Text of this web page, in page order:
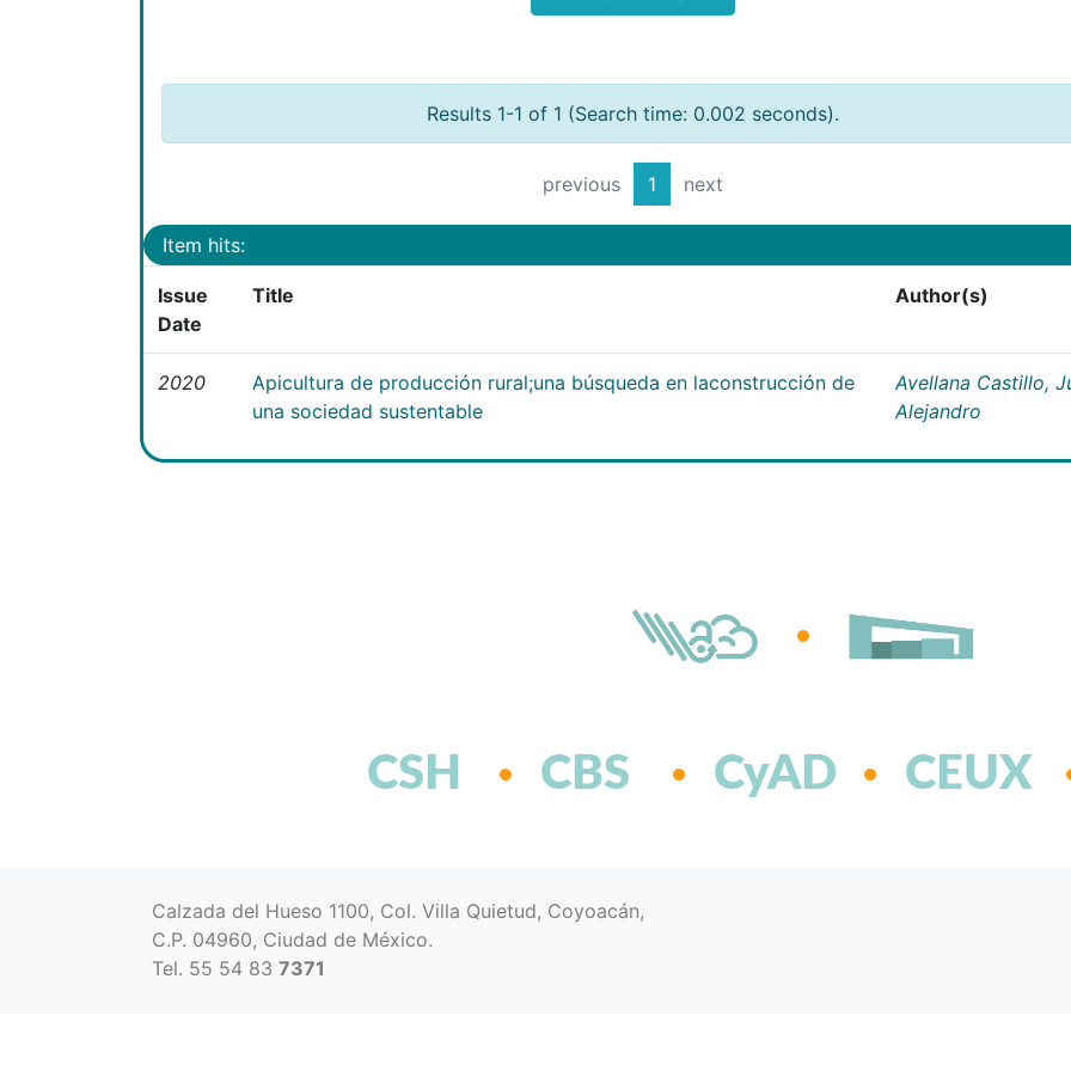
Results 1-1 of 1 (Search time: 0.002 seconds).
previous 1 next
Item hits:
Issue
Date
Title Author(s)
2020
Apicultura de producción rural;una búsqueda en laconstrucción de
una sociedad sustentable
Avellana Castillo,
Alejandro
CSH CBS CyAD CEUX
Calzada del Hueso 1100, Col. Villa Quietud, Coyoacán,
C.P. 04960, Ciudad de México.
Tel. 55 54 83 7371